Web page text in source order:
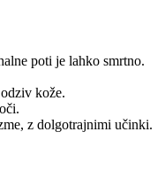
poti je lahko smrtno.
kože.
z dolgotrajnimi učinki.